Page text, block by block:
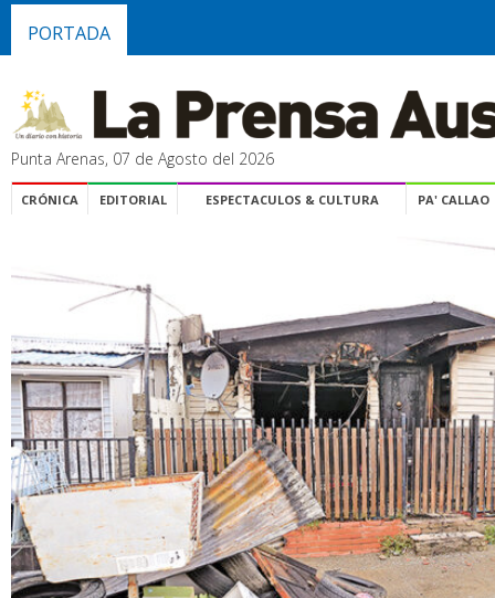
PORTADA
Punta Arenas, 07 de Agosto del 2026
CRÓNICA EDITORIAL ESPECTACULOS & CULTURA PA' CALLAO